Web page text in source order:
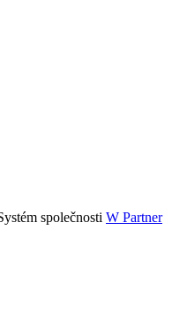
společnosti W Partner